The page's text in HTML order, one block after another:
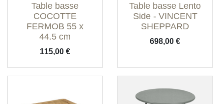
Table basse
COCOTTE
FERMOB 55 x
44.5 cm
Prix
115,00 €
Table basse Lento
Side - VINCENT
SHEPPARD
Prix
698,00 €